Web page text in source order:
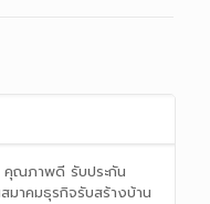
คุณภาพดี รับประกัน
มาคมธุรกิจรับสร้างบ้าน